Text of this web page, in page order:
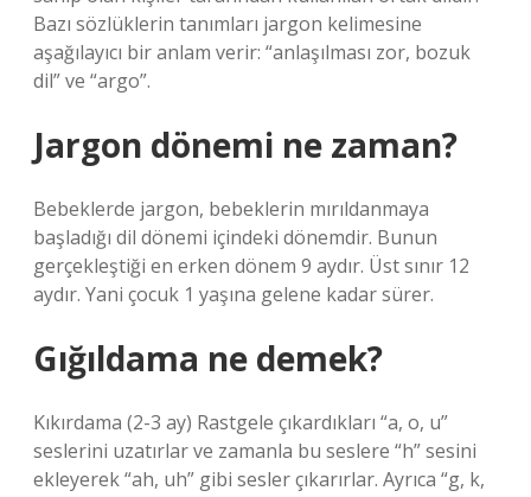
Bazı sözlüklerin tanımları jargon kelimesine
aşağılayıcı bir anlam verir: “anlaşılması zor, bozuk
dil” ve “argo”.
Jargon dönemi ne zaman?
Bebeklerde jargon, bebeklerin mırıldanmaya
başladığı dil dönemi içindeki dönemdir. Bunun
gerçekleştiği en erken dönem 9 aydır. Üst sınır 12
aydır. Yani çocuk 1 yaşına gelene kadar sürer.
Gığıldama ne demek?
Kıkırdama (2-3 ay) Rastgele çıkardıkları “a, o, u”
seslerini uzatırlar ve zamanla bu seslere “h” sesini
ekleyerek “ah, uh” gibi sesler çıkarırlar. Ayrıca “g, k,